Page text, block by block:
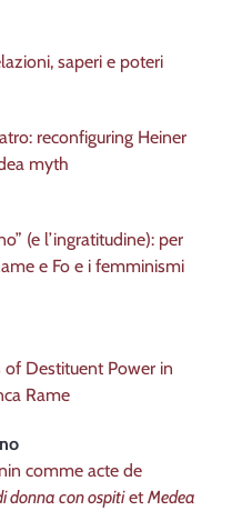
saperi e poteri
reconfiguring Heiner
myth
(e l’ingratitudine): per
e Fo e i femminismi
of Destituent Power in
Rame
comme acte de
donna con ospitietMedea